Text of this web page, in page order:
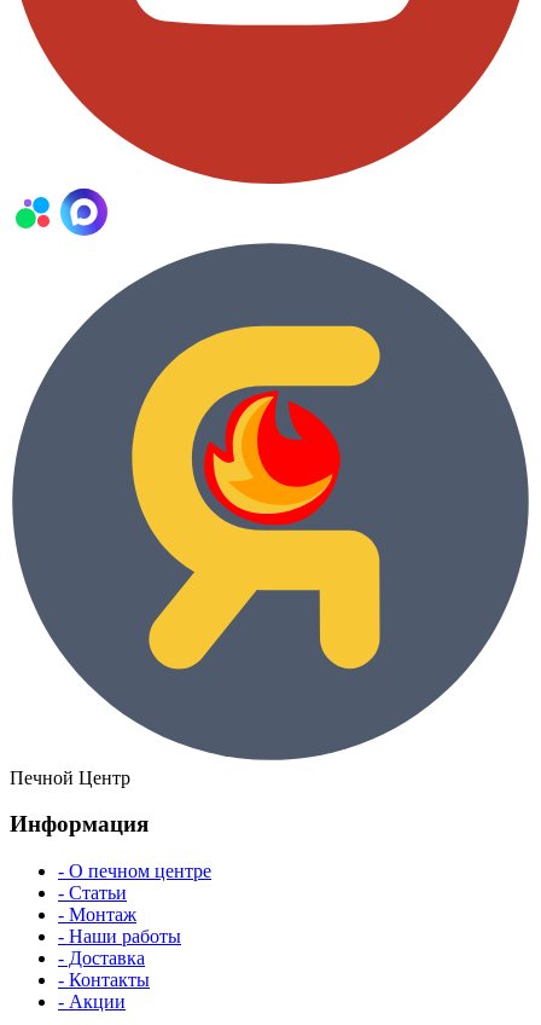
Печной Центр
Информация
- О печном центре
- Статьи
- Монтаж
- Наши работы
- Доставка
- Контакты
- Акции